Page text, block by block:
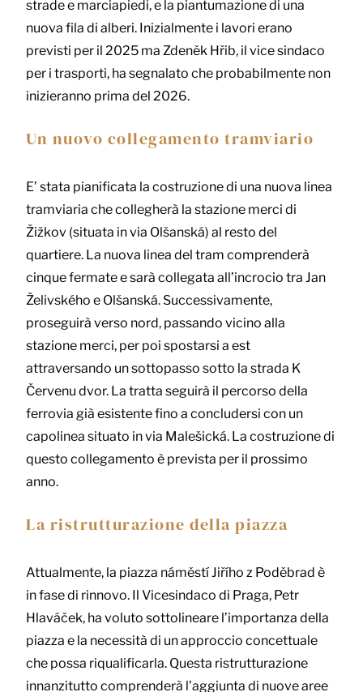
strade e marciapiedi, e la piantumazione di una
nuova fila di alberi. Inizialmente i lavori erano
previsti per il 2025 ma Zdeněk Hřib, il vice sindaco
per i trasporti, ha segnalato che probabilmente non
inizieranno prima del 2026.
Un nuovo collegamento tramviario
E’ stata pianificata la costruzione di una nuova linea
tramviaria che collegherà la stazione merci di
Žižkov (situata in via Olšanská) al resto del
quartiere. La nuova linea del tram comprenderà
cinque fermate e sarà collegata all’incrocio tra Jan
Želivského e Olšanská. Successivamente,
proseguirà verso nord, passando vicino alla
stazione merci, per poi spostarsi a est
attraversando un sottopasso sotto la strada K
Červenu dvor. La tratta seguirà il percorso della
ferrovia già esistente fino a concludersi con un
capolinea situato in via Malešická. La costruzione di
questo collegamento è prevista per il prossimo
anno.
La ristrutturazione della piazza
Attualmente, la piazza náměstí Jiřího z Poděbrad è
in fase di rinnovo. Il Vicesindaco di Praga, Petr
Hlaváček, ha voluto sottolineare l’importanza della
piazza e la necessità di un approccio concettuale
che possa riqualificarla. Questa ristrutturazione
innanzitutto comprenderà l’aggiunta di nuove aree